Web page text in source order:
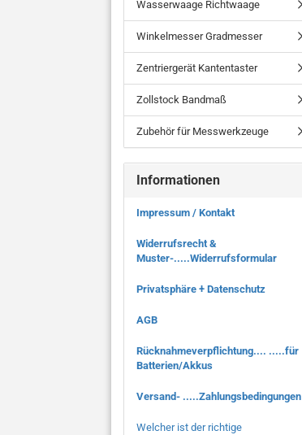
Wasserwaage Richtwaage
Winkelmesser Gradmesser
Zentriergerät Kantentaster
Zollstock Bandmaß
Zubehör für Messwerkzeuge
Informationen
Impressum / Kontakt
Widerrufsrecht &
Muster-.....Widerrufsformular
Privatsphäre + Datenschutz
AGB
Rücknahmeverpflichtung.... .....für
Batterien/Akkus
Versand- .....Zahlungsbedingungen
Welcher ist der richtige